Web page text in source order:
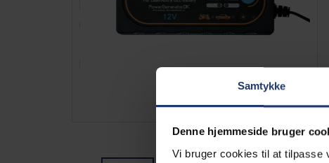
Samtykke
Denne hjemmeside bruger
Vi bruger cookies til at tilpasse